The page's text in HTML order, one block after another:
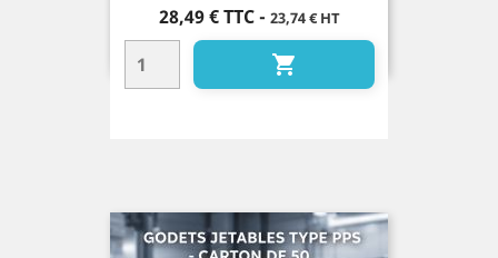
Prix
28,49 € TTC- 23,74 € HT
